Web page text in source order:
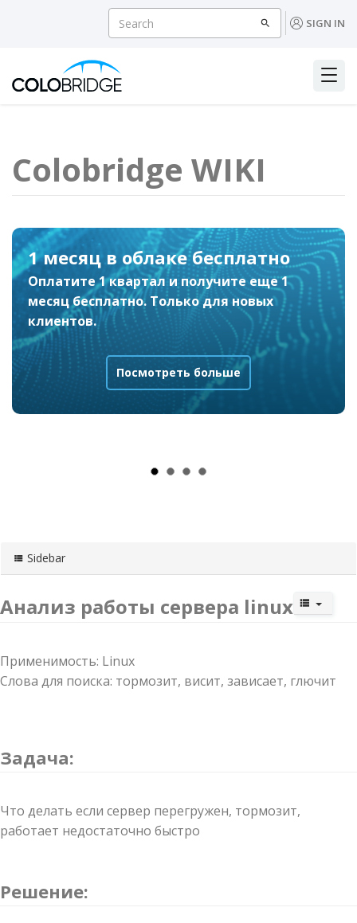
SIGN IN
Colobridge WIKI
Экономия до 24% при
предоплате облака
Скидка 7% на размещение в облаке при
предоплате на 6 месяцев, 12% — на 1 год,
24% — на 2 года
Посмотреть больше
Sidebar
Анализ работы сервера linux
Применимость: Linux
Слова для поиска: тормозит, висит, зависает, глючит
Задача:
Что делать если сервер перегружен, тормозит,
работает недостаточно быстро
Решение: